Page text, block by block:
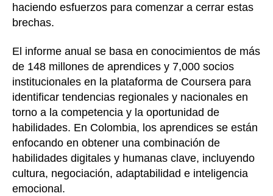
haciendo esfuerzos para comenzar a cerrar estas
brechas.
El informe anual se basa en conocimientos de más
de 148 millones de aprendices y 7,000 socios
institucionales en la plataforma de Coursera para
identificar tendencias regionales y nacionales en
torno a la competencia y la oportunidad de
habilidades. En Colombia, los aprendices se están
enfocando en obtener una combinación de
habilidades digitales y humanas clave, incluyendo
cultura, negociación, adaptabilidad e inteligencia
emocional.